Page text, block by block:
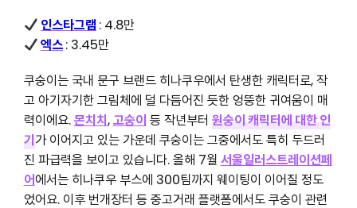
인스타그램 : 4.8만
엑스: 3.45만
쿠숭이는 국내 문구 브랜드 히나쿠우에서 탄생한 캐릭터로, 작
고 아기자기한 그림체에 덜 다듬어진 듯한 엉뚱한 귀여움이 매
력이에요.몬치치,고숭이 등 작년부터 원숭이 캐릭터에 대한 인
기가 이어지고 있는 가운데 쿠숭이는 그중에서도 특히 두드러
진 파급력을 보이고 있습니다. 올해 7월 서울일러스트레이션페
어에서는 히나쿠우 부스에 300팀까지 웨이팅이 이어질 정도
었어요. 이후 번개장터 등 중고거래 플랫폼에서도 쿠숭이 관련